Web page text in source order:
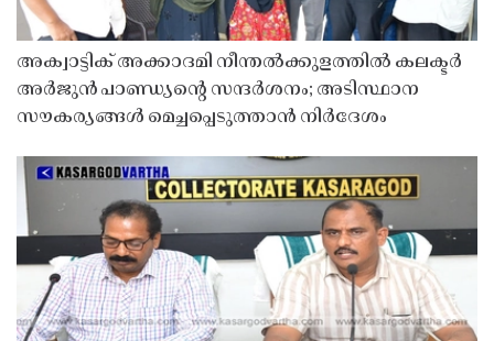
അക്വാട്ടിക് അക്കാദമി നീന്തൽക്കുളത്തിൽ കലക്ടർ
അർജുൻ പാണ്ഡ്യൻ്റെ സന്ദർശനം; അടിസ്ഥാന
സൗകര്യങ്ങൾ മെച്ചപ്പെടുത്താൻ നിർദേശം